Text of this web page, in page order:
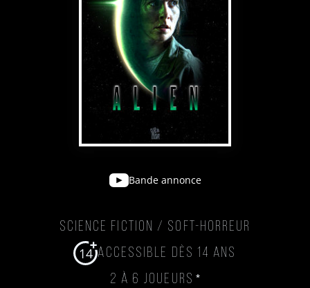
Bande annonce
Science Fiction / Soft-Horreur
14 Accessible dès 14 ans
2 à 6 joueurs *